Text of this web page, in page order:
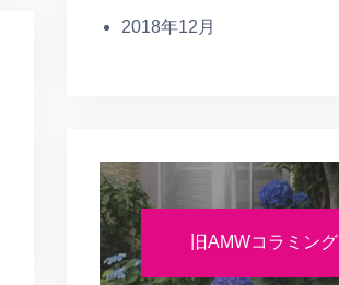
2018年12月
旧AMWコラミング